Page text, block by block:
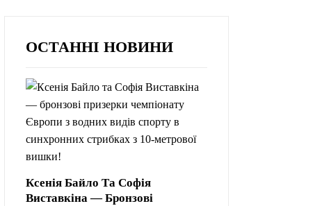
ОСТАННІ НОВИНИ
Ксенія Байло Та Софія
Виставкіна — Бронзові